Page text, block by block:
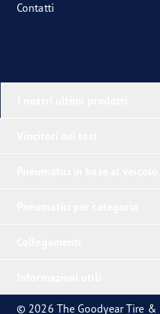
Contatti
© 2026 The Goodyear Tire &